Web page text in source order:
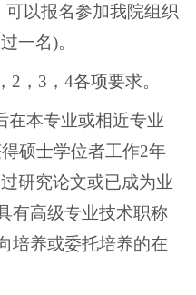
以报名参加我院组织
一名)。
3，4各项要求。
本专业或相近专业
硕士学位者工作2年
研究论文或已成为业
有高级专业技术职称
培养或委托培养的在